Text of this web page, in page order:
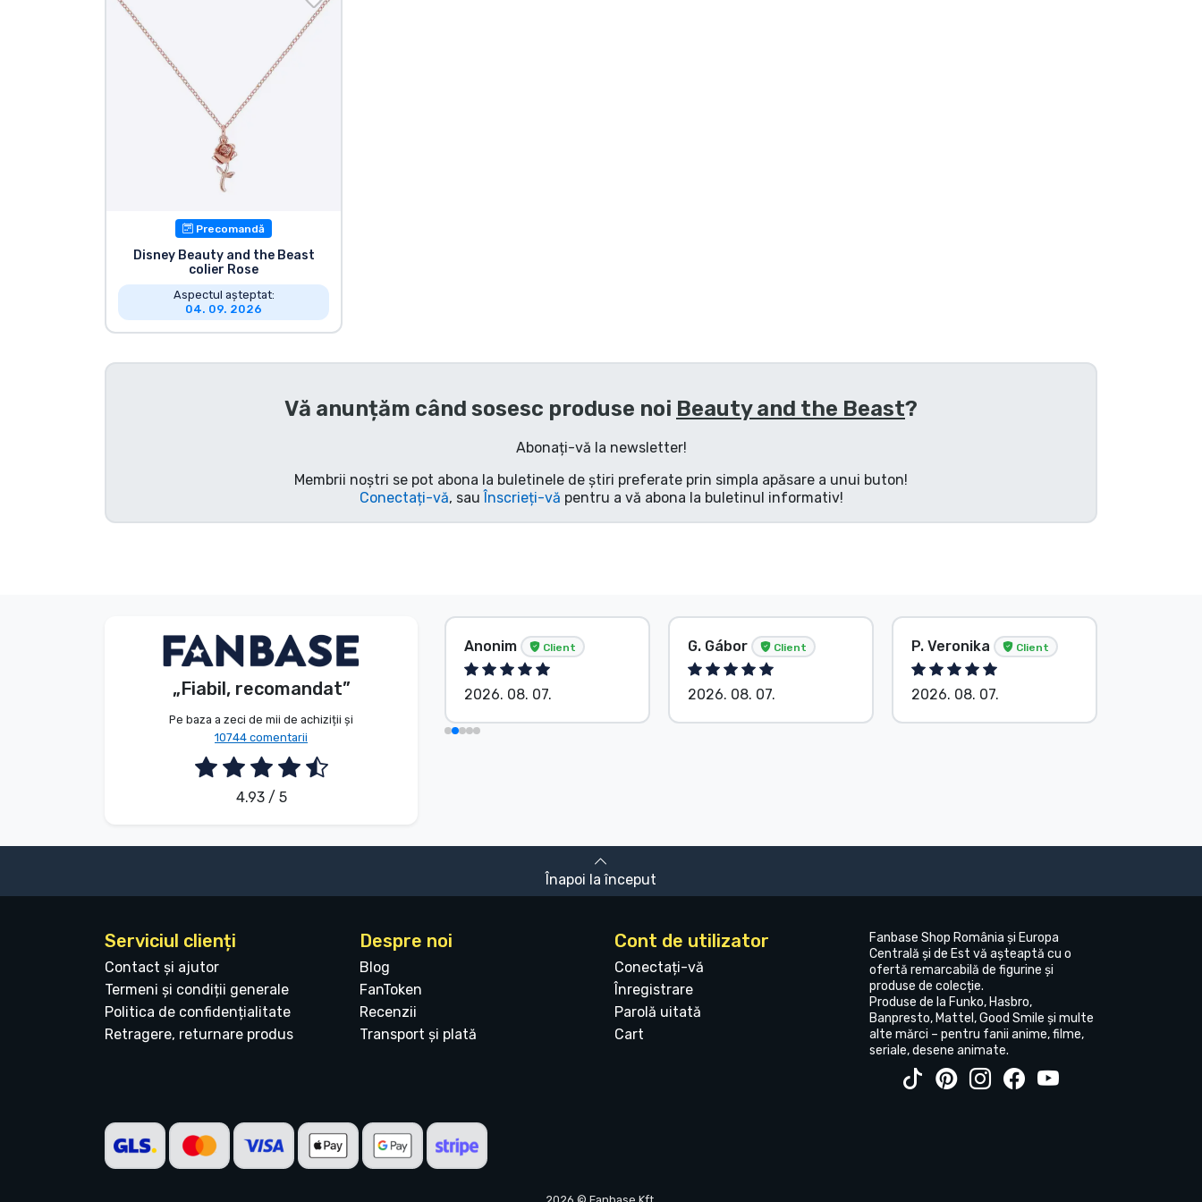
Precomandă
Disney Beauty and the Beast
colier Rose
Aspectul așteptat:
04. 09. 2026
Vă anunțăm când sosesc produse noi Beauty and the Beast?
Abonați-vă la newsletter!
Membrii noștri se pot abona la buletinele de știri preferate prin simpla apăsare a unui buton!
Conectați-vă, sauÎnscrieți-vă pentru a vă abona la buletinul informativ!
„Fiabil, recomandat”
Pe baza a zeci de mii de achiziții și
10744 comentarii
4.93 / 5
Anonim Client
2026. 08. 07.
Anonim Client
2026. 08. 07.
G. Gábor Client
2026. 08. 07.
P. Veronika Client
2026. 08. 07.
Înapoi la început
Serviciul clienți
Contact și ajutor
Termeni și condiții generale
Politica de confidențialitate
Retragere, returnare produs
Despre noi
Blog
FanToken
Recenzii
Transport și plată
Cont de utilizator
Conectați-vă
Înregistrare
Parolă uitată
Cart
Fanbase Shop România și Europa
Centrală și de Est vă așteaptă cu o
ofertă remarcabilă de figurine și
produse de colecție.
Produse de la Funko, Hasbro,
Banpresto, Mattel, Good Smile și multe
alte mărci – pentru fanii anime, filme,
seriale, desene animate.
Sortare după serie
Sortare după filme
Sortare după jocuri
Sortare după sport
Sortare după muzică